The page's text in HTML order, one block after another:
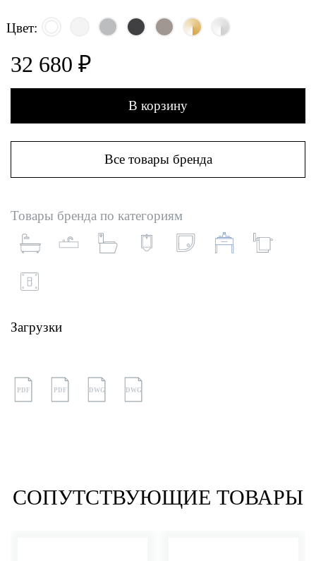
Цвет:
32 680 ₽
В корзину
Все товары бренда
Товары бренда по категориям
Загрузки
PDF PDF DWG DWG
СОПУТСТВУЮЩИЕ ТОВАРЫ